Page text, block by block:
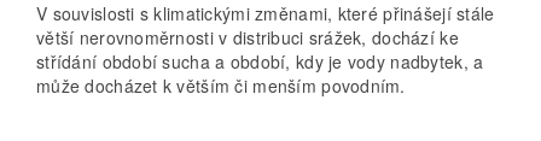
V souvislosti s klimatickými změnami, které přinášejí stále
větší nerovnoměrnosti v distribuci srážek, dochází ke
střídání období sucha a období, kdy je vody nadbytek, a
může docházet k větším či menším povodním.